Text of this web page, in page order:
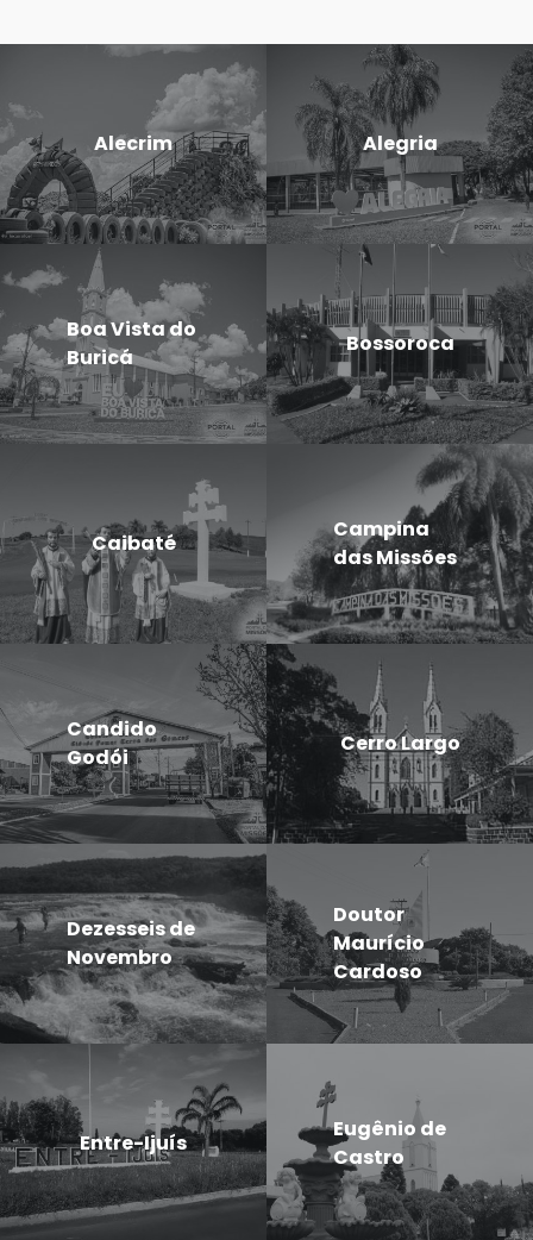
Alecrim Alegria
Boa Vista do
Buricá
Bossoroca
Caibaté
Campina
das Missões
Candido
Godói
Cerro Largo
Dezesseis de
Novembro
Doutor
Maurício
Cardoso
Entre-Ijuís
Eugênio de
Castro